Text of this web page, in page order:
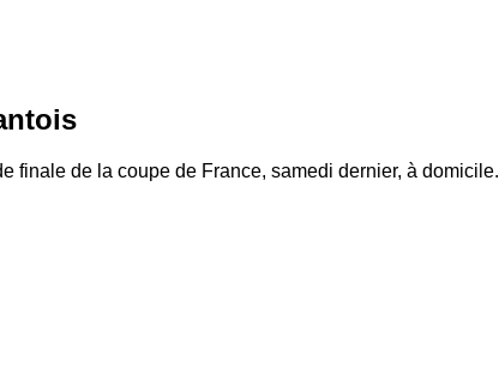
finale de la coupe de France, samedi dernier, à domicile.